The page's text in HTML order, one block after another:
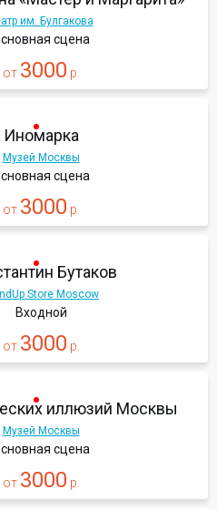
им. Булгакова
сцена
от 3000 р.
Иномарка
Музей Москвы
сцена
от 3000 р.
Бутаков
Store Moscow
Входной
от 3000 р.
иллюзий Москвы
Музей Москвы
сцена
от 3000 р.